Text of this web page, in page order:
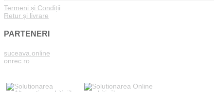
Termeni și Condiții
Retur și livrare
PARTENERI
suceava.online
onrec.ro